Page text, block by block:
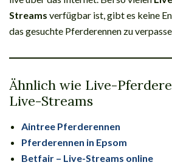
Streams verfügbar ist, gibt es keine
das gesuchte Pferderennen zu
Ähnlich wie Live-
Live-Streams
Aintree Pferderennen
Pferderennen in Epsom
Betfair – Live-Streams online